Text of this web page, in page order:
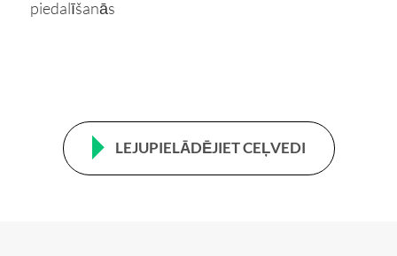
piedalīšanās
LEJUPIELĀDĒJIET CEĻVEDI